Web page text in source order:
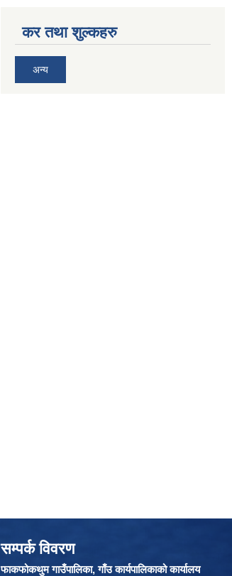
कर तथा शुल्कहरु
अन्य
सम्पर्क विवरण
फाकफोकथुम गाउँपालिका, गाँउ कार्यपालिकाको कार्यालय